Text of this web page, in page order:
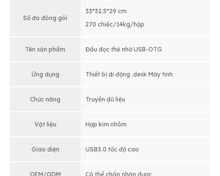
Số đo đóng gói
33*32.5*29 cm
270 chiếc/14kg/hộp
Tên sản phẩm Đầu đọc thẻ nhớ USB-OTG
Ứng dụng Thiết bị di động .desk Máy tính
Chức năng Truyền dữ liệu
Vật liệu Hợp kim nhôm
Giao diện USB3.0 tốc độ cao
OEM/ODM Có thể chấp nhận được